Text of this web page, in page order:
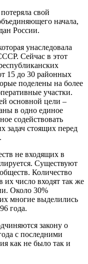
свой
начала,
России.
унаследовала
Сейчас в этот
15 до 30 районных
поделены на более
участки.
основной цели –
в одно единое
содействовать
задач стоящих перед
не входящих в
Существуют
Количество
их число входят так же
Около 30%
многие выделились
года.
закону о
с последними
как не было так и